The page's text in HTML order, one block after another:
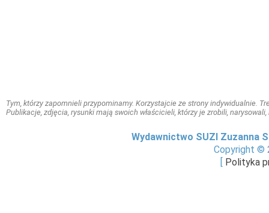
Tym, którzy zapomnieli przypominamy. Korzystajcie ze strony indywidualnie.
Publikacje, zdjęcia, rysunki mają swoich właścicieli, którzy je zrobili,
Wydawnictwo SUZI Zuzanna
Copyright ©
Polityka